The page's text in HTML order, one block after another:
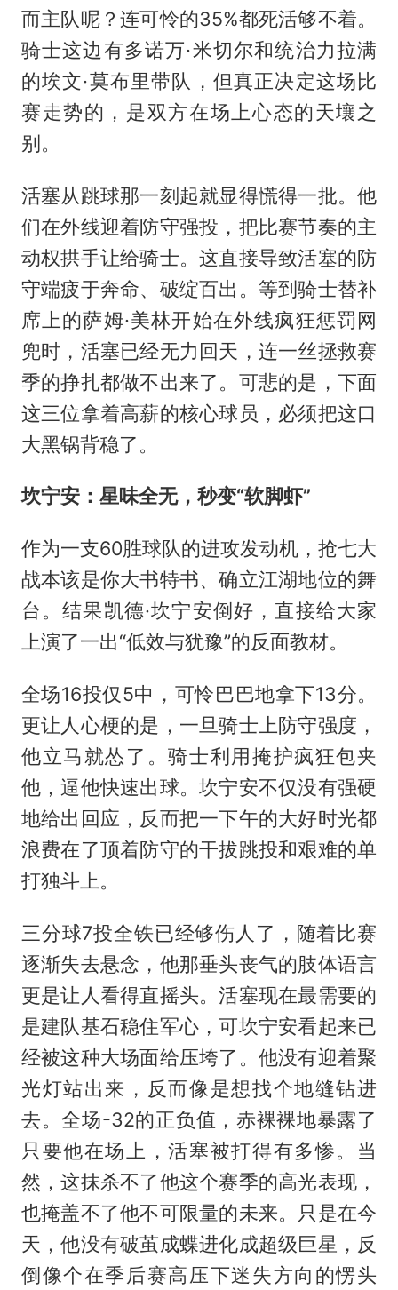
而主队呢？连可怜的35%都死活够不着。
骑士这边有多诺万·米切尔和统治力拉满
的埃文·莫布里带队，但真正决定这场比
赛走势的，是双方在场上心态的天壤之
别。
活塞从跳球那一刻起就显得慌得一批。他
们在外线迎着防守强投，把比赛节奏的主
动权拱手让给骑士。这直接导致活塞的防
守端疲于奔命、破绽百出。等到骑士替补
席上的萨姆·美林开始在外线疯狂惩罚网
兜时，活塞已经无力回天，连一丝拯救赛
季的挣扎都做不出来了。可悲的是，下面
这三位拿着高薪的核心球员，必须把这口
大黑锅背稳了。
坎宁安：星味全无，秒变“软脚虾”
作为一支60胜球队的进攻发动机，抢七大
战本该是你大书特书、确立江湖地位的舞
台。结果凯德·坎宁安倒好，直接给大家
上演了一出“低效与犹豫”的反面教材。
全场16投仅5中，可怜巴巴地拿下13分。
更让人心梗的是，一旦骑士上防守强度，
他立马就怂了。骑士利用掩护疯狂包夹
他，逼他快速出球。坎宁安不仅没有强硬
地给出回应，反而把一下午的大好时光都
浪费在了顶着防守的干拔跳投和艰难的单
打独斗上。
三分球7投全铁已经够伤人了，随着比赛
逐渐失去悬念，他那垂头丧气的肢体语言
更是让人看得直摇头。活塞现在最需要的
是建队基石稳住军心，可坎宁安看起来已
经被这种大场面给压垮了。他没有迎着聚
光灯站出来，反而像是想找个地缝钻进
去。全场-32的正负值，赤裸裸地暴露了
只要他在场上，活塞被打得有多惨。当
然，这抹杀不了他这个赛季的高光表现，
也掩盖不了他不可限量的未来。只是在今
天，他没有破茧成蝶进化成超级巨星，反
倒像个在季后赛高压下迷失方向的愣头